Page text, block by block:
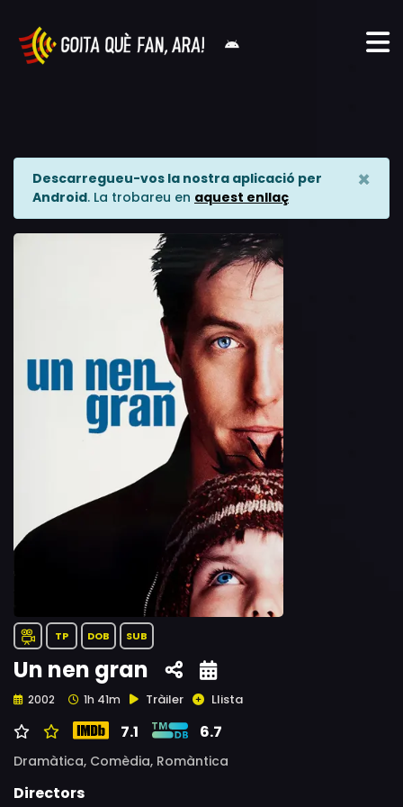
Descarregueu-vos la nostra aplicació per
Android. La trobareu en aquest enllaç
×
TP DOB SUB
Un nen gran
2002 1h 41m Tràiler Llista
7.1 6.7
Dramàtica, Comèdia, Romàntica
Directors